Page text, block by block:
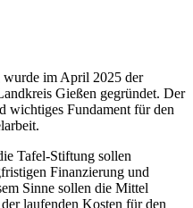
im April 2025 der
Gießen gegründet. Der
wichtiges Fundament für den
Tafel-Stiftung sollen
Finanzierung und
Sinne sollen die Mittel
laufenden Kosten für den